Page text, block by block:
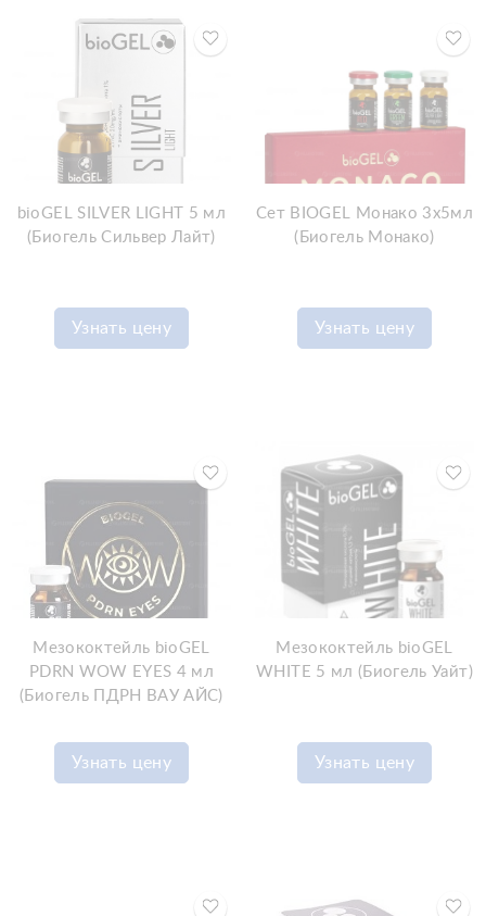
bioGEL SILVER LIGHT 5 мл
(Биогель Сильвер Лайт)
Узнать цену
Сет BIOGEL Монако 3х5мл
(Биогель Монако)
Узнать цену
Мезококтейль bioGEL
PDRN WOW EYES 4 мл
(Биогель ПДРН ВАУ АЙС)
Узнать цену
Мезококтейль bioGEL
WHITE 5 мл (Биогель Уайт)
Узнать цену